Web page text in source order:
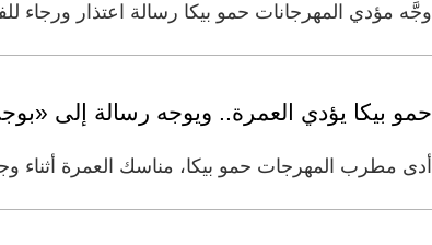
وجَّه مؤدي المهرجانات حمو بيكا رسالة اعتذار ورجاء
حمو بيكا يؤدي العمرة.. ويوجه رسالة إلى
أدى مطرب المهرجات حمو بيكا، مناسك العمرة أثناء